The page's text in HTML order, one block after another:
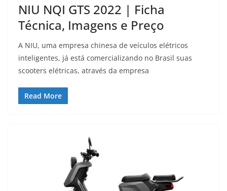
NIU NQI GTS 2022 | Ficha
Técnica, Imagens e Preço
A NIU, uma empresa chinesa de veículos elétricos
inteligentes, já está comercializando no Brasil suas
scooters elétricas, através da empresa
Read More